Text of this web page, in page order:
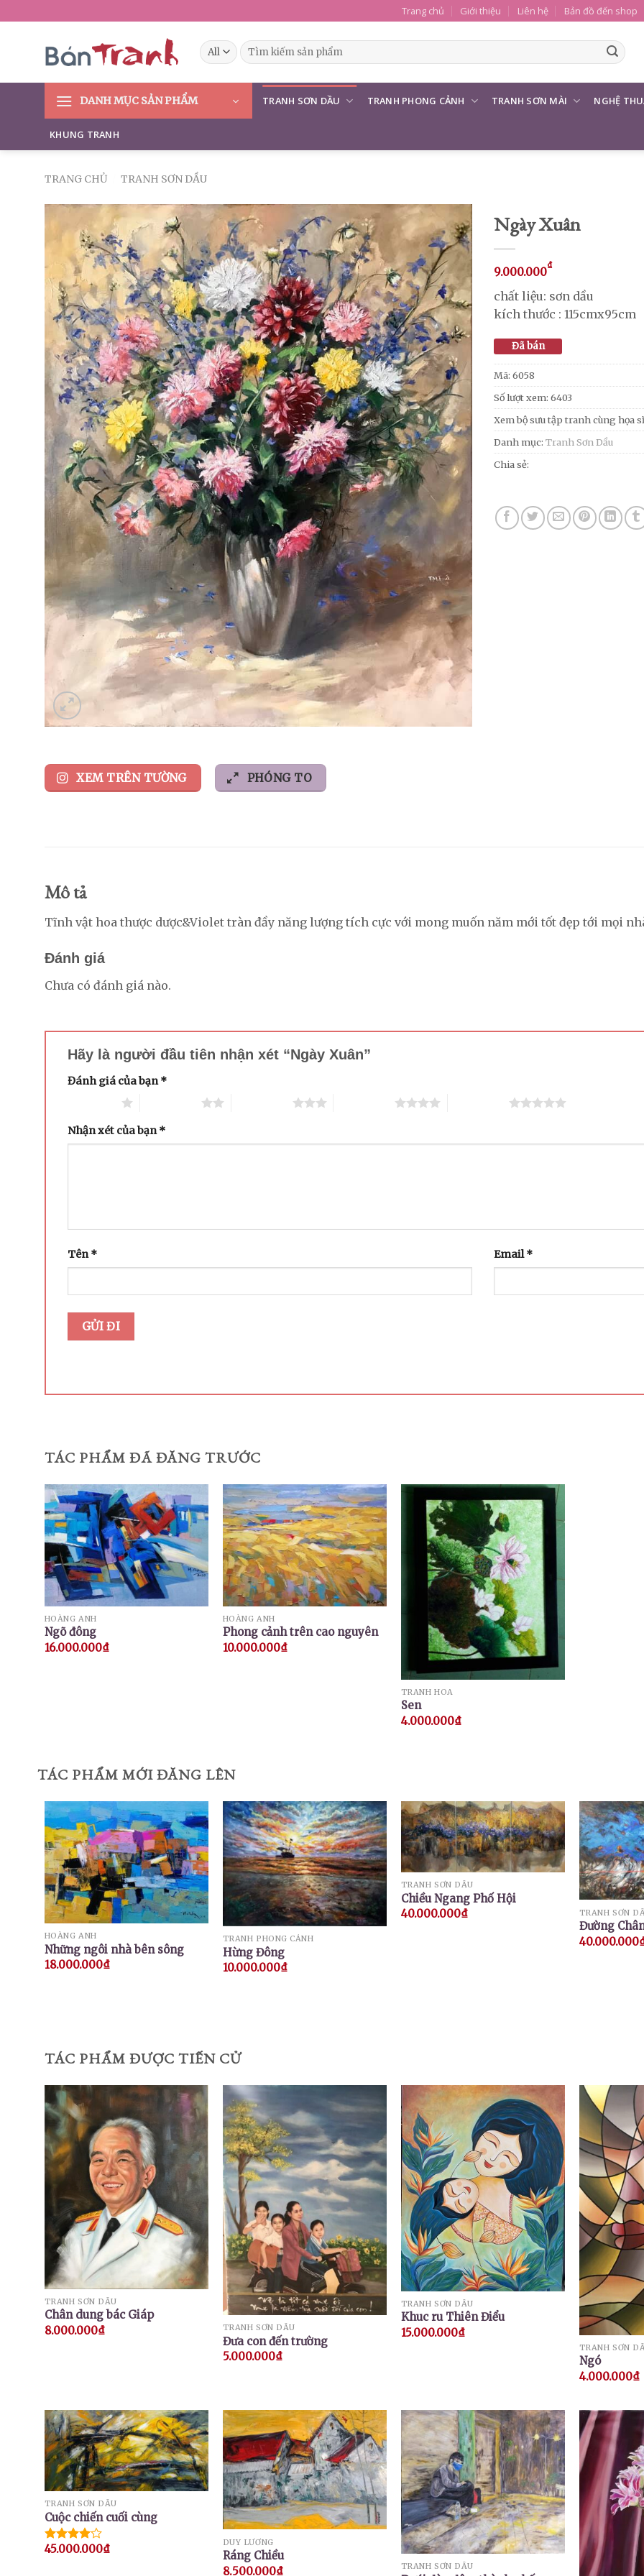
to
Trang chủ Giới thiệu Liên hệ Bản đồ đến shop
Tìm
kiếm:
DANH MỤC SẢN PHẨM TRANH SƠN DẦU TRANH PHONG CẢNH TRANH SƠN MÀI NGHỆ
KHUNG TRANH
TRANG CHỦ TRANH SƠN DẦU
XEM TRÊN TƯỜNG PHÓNG TO
Ngày Xuân
9.000.000₫
chất liệu: sơn dầu
kích thước : 115cmx95cm
Đã bán
Mã: 6058
Số lượt xem: 6403
Xem bộ sưu tập tranh cùng họa sĩ
Danh mục: Tranh Sơn Dầu
Chia sẻ:
Mô tả
Tĩnh vật hoa thược dược&Violet tràn đầy năng lượng tích cực với mong muốn năm mới tốt đẹp tới mọi
Đánh giá
Chưa có đánh giá nào.
Hãy là người đầu tiên nhận xét “Ngày Xuân”
Đánh giá của bạn*
Nhận xét của bạn*
Tên* Email*
TÁC PHẨM ĐÃ ĐĂNG TRƯỚC
HOÀNG ANH
Ngõ đông
16.000.000₫
HOÀNG ANH
Phong cảnh trên cao nguyên
10.000.000₫
TRANH HOA
Sen
4.000.000₫
TÁC PHẨM MỚI ĐĂNG LÊN
HOÀNG ANH
Những ngôi nhà bên sông
18.000.000₫
TRANH PHONG CẢNH
Hừng Đông
10.000.000₫
TRANH SƠN DẦU
Chiều Ngang Phố Hội
40.000.000₫ TRANH SƠN
Đường
40.000.000
TÁC PHẨM ĐƯỢC TIẾN CỬ
TRANH SƠN DẦU
Chân dung bác Giáp
8.000.000₫ TRANH SƠN DẦU
Đưa con đến trường
5.000.000₫
TRANH SƠN DẦU
Khuc ru Thiên Điểu
15.000.000₫
TRANH SƠN
Ngó
4.000.000₫
TRANH SƠN DẦU
Cuộc chiến cuối cùng
Được
45.000.000₫
DUY LƯƠNG
Ráng Chiều
8.500.000₫ TRANH SƠN DẦU